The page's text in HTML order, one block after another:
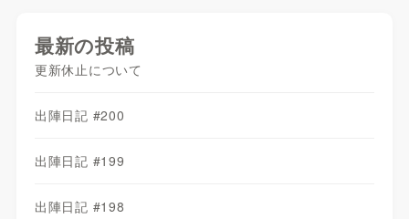
最新の投稿
更新休止について
出陣日記 #200
出陣日記 #199
出陣日記 #198